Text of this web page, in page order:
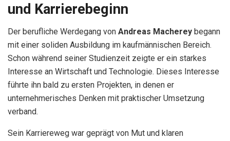
und Karrierebeginn
Der berufliche Werdegang von Andreas Macherey begann
mit einer soliden Ausbildung im kaufmännischen Bereich.
Schon während seiner Studienzeit zeigte er ein starkes
Interesse an Wirtschaft und Technologie. Dieses Interesse
führte ihn bald zu ersten Projekten, in denen er
unternehmerisches Denken mit praktischer Umsetzung
verband.
Sein Karriereweg war geprägt von Mut und klaren